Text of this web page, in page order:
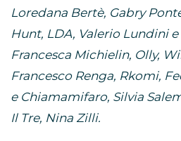
Loredana Bertè, Gabry
Hunt, LDA, Valerio Lundini e
Francesca Michielin, Olly,
Francesco Renga, Rkomi,
e Chiamamifaro, Silvia
Il Tre, Nina Zilli.